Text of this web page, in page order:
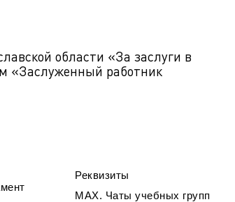
области «За заслуги в
«Заслуженный работник
Реквизиты
МАХ. Чаты учебных групп